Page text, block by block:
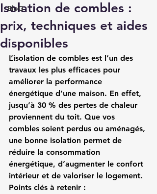
BloG
Isolation de combles :
prix, techniques et aides
disponibles
L’isolation de combles est l’un des
travaux les plus efficaces pour
améliorer la performance
énergétique d’une maison. En effet,
jusqu’à 30 % des pertes de chaleur
proviennent du toit. Que vos
combles soient perdus ou aménagés,
une bonne isolation permet de
réduire la consommation
énergétique, d’augmenter le confort
intérieur et de valoriser le logement.
Points clés à retenir :